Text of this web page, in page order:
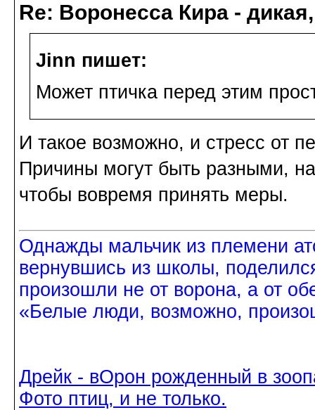
Re: Воронесса Кира -
Jinn пишет:
Может птичка перед этим
И такое возможно, и стресс от
Причины могут быть разными,
чтобы вовремя принять меры.
Однажды мальчик из племени
вернувшись из школы,
произошли не от ворона, а от
«Белые люди, возможно,
Дрейк - вОрон рожденный в
Фото птиц, и не только.